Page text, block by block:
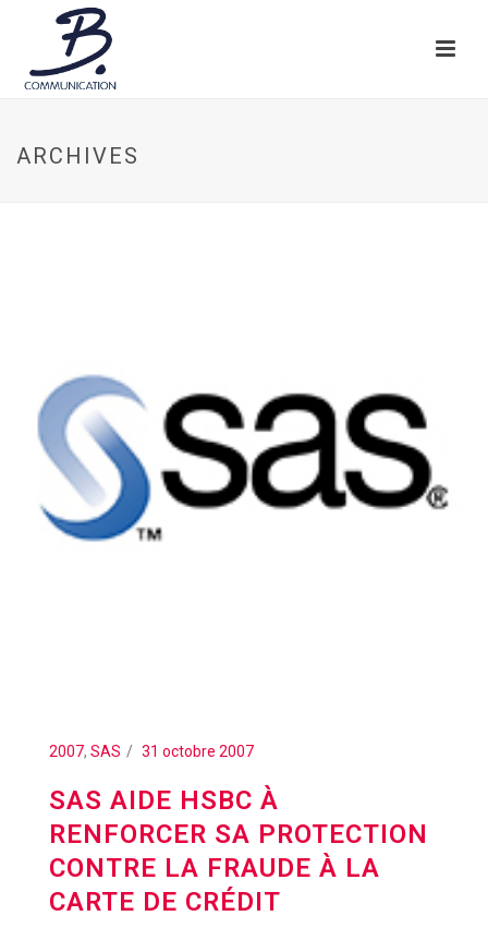
ARCHIVES
2007, SAS 31 octobre 2007
SAS AIDE HSBC À
RENFORCER SA PROTECTION
CONTRE LA FRAUDE À LA
CARTE DE CRÉDIT